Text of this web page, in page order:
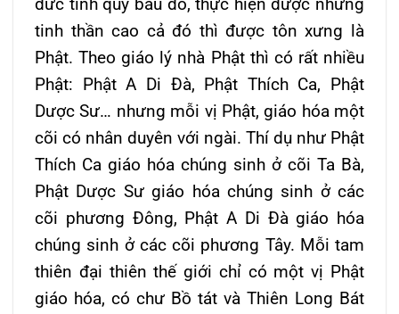
đức tính quý báu đó, thực hiện được những
tinh thần cao cả đó thì được tôn xưng là
Phật. Theo giáo lý nhà Phật thì có rất nhiều
Phật: Phật A Di Ðà, Phật Thích Ca, Phật
Dược Sư… nhưng mỗi vị Phật, giáo hóa một
cõi có nhân duyên với ngài. Thí dụ như Phật
Thích Ca giáo hóa chúng sinh ở cõi Ta Bà,
Phật Dược Sư giáo hóa chúng sinh ở các
cõi phương Ðông, Phật A Di Ðà giáo hóa
chúng sinh ở các cõi phương Tây. Mỗi tam
thiên đại thiên thế giới chỉ có một vị Phật
giáo hóa, có chư Bồ tát và Thiên Long Bát